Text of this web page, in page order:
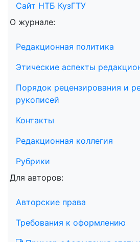
Сайт НТБ КузГТУ
О журнале:
Редакционная политика
Этические аспекты
Порядок рецензирования и
рукописей
Контакты
Редакционная коллегия
Рубрики
Для авторов:
Авторские права
Требования к оформлению